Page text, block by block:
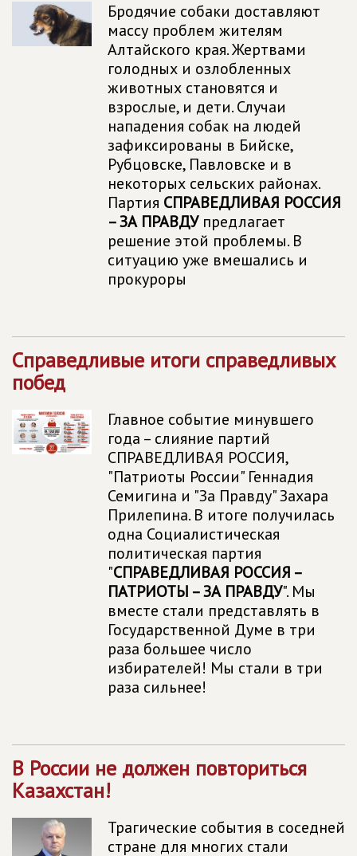
Бродячие собаки доставляют
массу проблем жителям
Алтайского края. Жертвами
голодных и озлобленных
животных становятся и
взрослые, и дети. Случаи
нападения собак на людей
зафиксированы в Бийске,
Рубцовске, Павловске и в
некоторых сельских районах.
Партия СПРАВЕДЛИВАЯ РОССИЯ
– ЗА ПРАВДУпредлагает
решение этой проблемы. В
ситуацию уже вмешались и
прокуроры
Справедливые итоги справедливых
побед
Главное событие минувшего
года – слияние партий
СПРАВЕДЛИВАЯ РОССИЯ,
"Патриоты России" Геннадия
Семигина и "За Правду" Захара
Прилепина. В итоге получилась
одна Социалистическая
политическая партия
"СПРАВЕДЛИВАЯ РОССИЯ –
ПАТРИОТЫ – ЗА ПРАВДУ". Мы
вместе стали представлять в
Государственной Думе в три
раза большее число
избирателей! Мы стали в три
раза сильнее!
В России не должен повториться
Казахстан!
Трагические события в соседней
стране для многих стали